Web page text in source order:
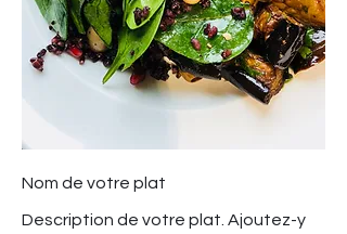
Nom de votre plat
Description de votre plat. Ajoutez-y